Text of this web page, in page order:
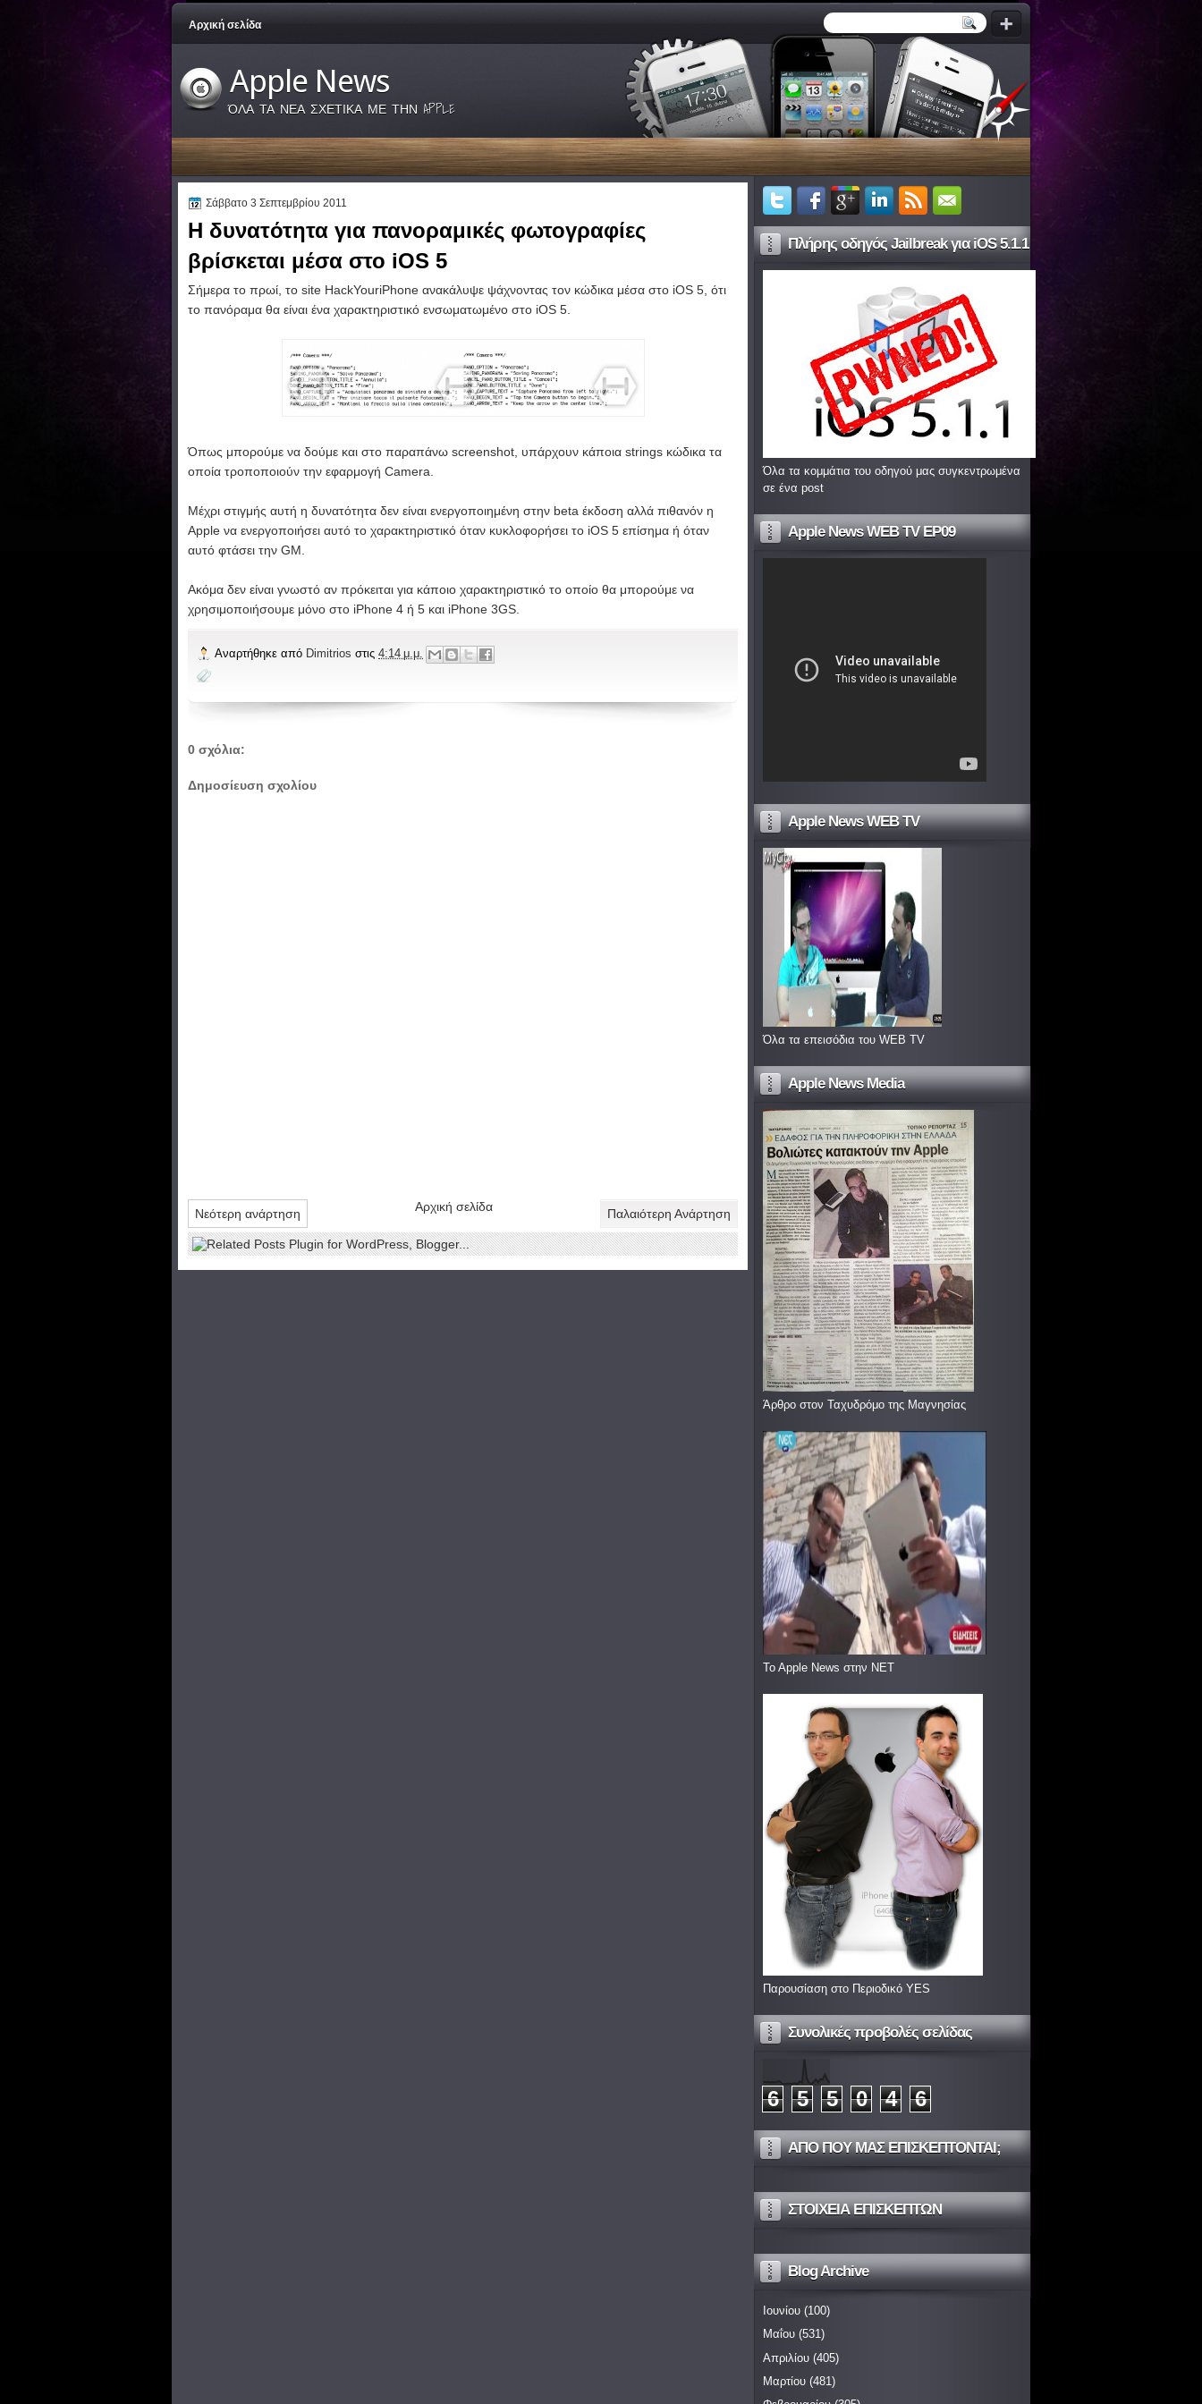
Αρχική σελίδα
Apple News
ΌΛΑ ΤΑ ΝΕΑ ΣΧΕΤΙΚΑ ΜΕ ΤΗΝ APPLE
Σάββατο 3 Σεπτεμβρίου 2011
Η δυνατότητα για πανοραμικές φωτογραφίες
βρίσκεται μέσα στο iOS 5
Σήμερα το πρωί, το site HackYouriPhone ανακάλυψε ψάχνοντας τον κώδικα μέσα στο iOS 5, ότι
το πανόραμα θα είναι ένα χαρακτηριστικό ενσωματωμένο στο iOS 5.
Όπως μπορούμε να δούμε και στο παραπάνω screenshot, υπάρχουν κάποια strings κώδικα τα
οποία τροποποιούν την εφαρμογή Camera.
Μέχρι στιγμής αυτή η δυνατότητα δεν είναι ενεργοποιημένη στην beta έκδοση αλλά πιθανόν η
Apple να ενεργοποιήσει αυτό το χαρακτηριστικό όταν κυκλοφορήσει το iOS 5 επίσημα ή όταν
αυτό φτάσει την GM.
Ακόμα δεν είναι γνωστό αν πρόκειται για κάποιο χαρακτηριστικό το οποίο θα μπορούμε να
χρησιμοποιήσουμε μόνο στο iPhone 4 ή 5 και iPhone 3GS.
Αναρτήθηκε από Dimitrios στις 4:14 μ.μ.
0 σχόλια:
Δημοσίευση σχολίου
Νεότερη ανάρτηση Παλαιότερη Ανάρτηση
Αρχική σελίδα
Πλήρης οδηγός Jailbreak για iOS 5.1.1
Όλα τα κομμάτια του οδηγού μας συγκεντρωμένα
σε ένα post
Apple News WEB TV EP09
Apple News WEB TV
Όλα τα επεισόδια του WEB TV
Apple News Media
Άρθρο στον Ταχυδρόμο της Μαγνησίας
To Apple News στην ΝΕΤ
Παρουσίαση στο Περιοδικό YES
Συνολικές προβολές σελίδας
6 5 5 0 4 6
ΑΠΟ ΠΟΥ ΜΑΣ ΕΠΙΣΚΕΠΤΟΝΤΑΙ;
ΣΤΟΙΧΕΙΑ ΕΠΙΣΚΕΠΤΩΝ
Blog Archive
Ιουνίου (100)
Μαΐου (531)
Απριλίου (405)
Μαρτίου (481)